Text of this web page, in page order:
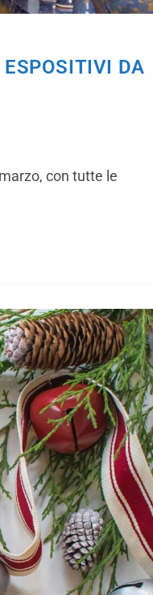
DA
con tutte le